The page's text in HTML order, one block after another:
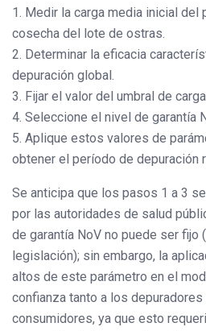
1. Medir la carga media inicial del
cosecha del lote de ostras.
2. Determinar la eficacia
depuración global.
3. Fijar el valor del umbral de
4. Seleccione el nivel de garantía
5. Aplique estos valores de
obtener el período de depuración
Se anticipa que los pasos 1 a 3
por las autoridades de salud
de garantía NoV no puede ser fijo
legislación); sin embargo, la
altos de este parámetro en el
confianza tanto a los
consumidores, ya que esto